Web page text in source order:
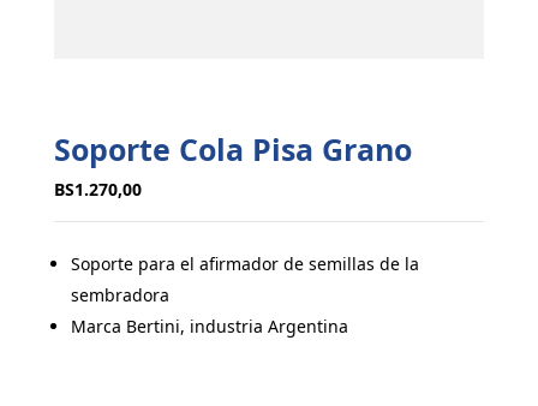
Soporte Cola Pisa Grano
BS1.270,00
Soporte para el afirmador de semillas de la
sembradora
Marca Bertini, industria Argentina